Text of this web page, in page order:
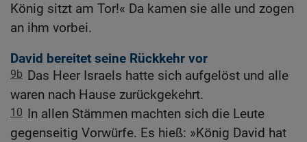
König sitzt am Tor!« Da kamen sie alle und zogen
an ihm vorbei.
David bereitet seine Rückkehr vor
9b Das Heer Israels hatte sich aufgelöst und alle
waren nach Hause zurückgekehrt.
10 In allen Stämmen machten sich die Leute
gegenseitig Vorwürfe. Es hieß: »König David hat